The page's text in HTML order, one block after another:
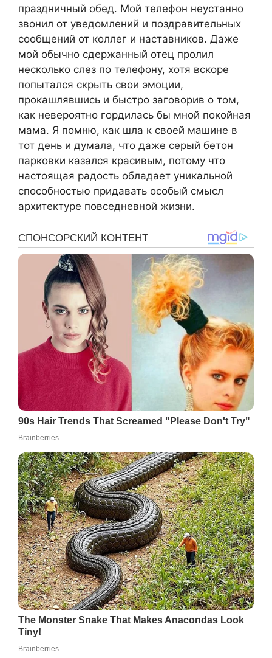
праздничный обед. Мой телефон неустанно
звонил от уведомлений и поздравительных
сообщений от коллег и наставников. Даже
мой обычно сдержанный отец пролил
несколько слез по телефону, хотя вскоре
попытался скрыть свои эмоции,
прокашлявшись и быстро заговорив о том,
как невероятно гордилась бы мной покойная
мама. Я помню, как шла к своей машине в
тот день и думала, что даже серый бетон
парковки казался красивым, потому что
настоящая радость обладает уникальной
способностью придавать особый смысл
архитектуре повседневной жизни.